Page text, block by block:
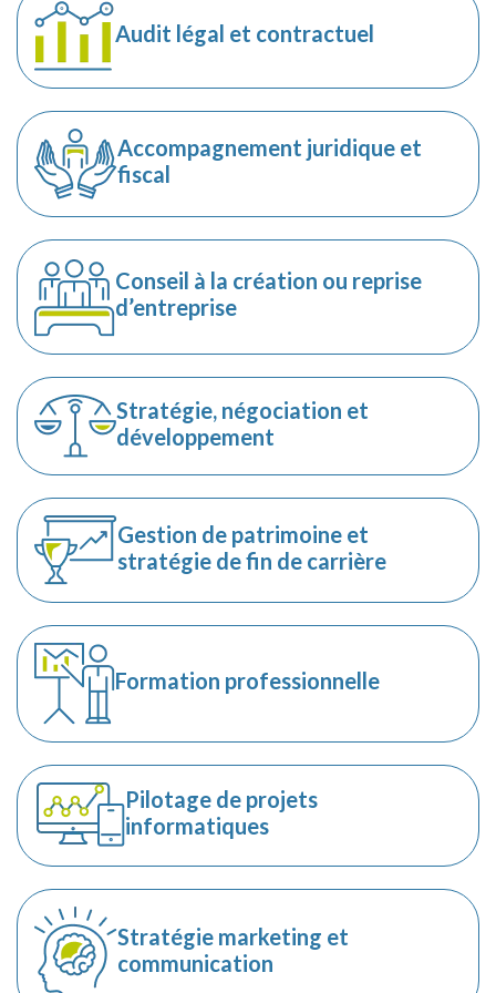
Audit légal et contractuel
Accompagnement juridique et
fiscal
Conseil à la création ou reprise
d’entreprise
Stratégie, négociation et
développement
Gestion de patrimoine et
stratégie de fin de carrière
Formation professionnelle
Pilotage de projets
informatiques
Stratégie marketing et
communication